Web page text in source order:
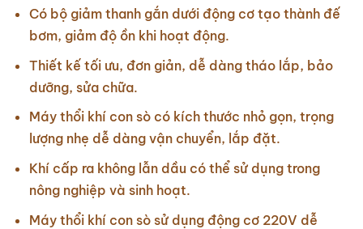
Có bộ giảm thanh gắn dưới động cơ tạo thành đế
bơm, giảm độ ồn khi hoạt động.
Thiết kế tối ưu, đơn giản, dễ dàng tháo lắp, bảo
dưỡng, sửa chữa.
Máy thổi khí con sò có kích thước nhỏ gọn, trọng
lượng nhẹ dễ dàng vận chuyển, lắp đặt.
Khí cấp ra không lẫn dầu có thể sử dụng trong
nông nghiệp và sinh hoạt.
Máy thổi khí con sò sử dụng động cơ 220V dễ